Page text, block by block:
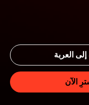
العربة
الآن